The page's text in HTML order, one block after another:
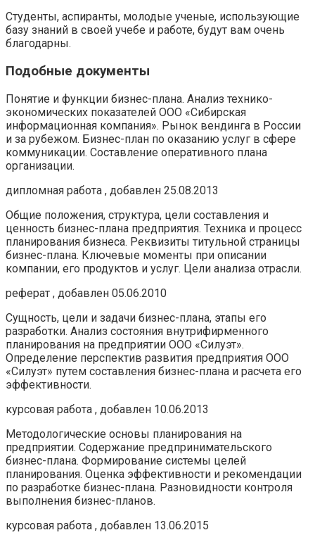
Студенты, аспиранты, молодые ученые, использующие
базу знаний в своей учебе и работе, будут вам очень
благодарны.
Подобные документы
Понятие и функции бизнес-плана. Анализ технико-
экономических показателей ООО «Сибирская
информационная компания». Рынок вендинга в России
и за рубежом. Бизнес-план по оказанию услуг в сфере
коммуникации. Составление оперативного плана
организации.
дипломная работа , добавлен 25.08.2013
Общие положения, структура, цели составления и
ценность бизнес-плана предприятия. Техника и процесс
планирования бизнеса. Реквизиты титульной страницы
бизнес-плана. Ключевые моменты при описании
компании, его продуктов и услуг. Цели анализа отрасли.
реферат , добавлен 05.06.2010
Сущность, цели и задачи бизнес-плана, этапы его
разработки. Анализ состояния внутрифирменного
планирования на предприятии ООО «Силуэт».
Определение перспектив развития предприятия ООО
«Силуэт» путем составления бизнес-плана и расчета его
эффективности.
курсовая работа , добавлен 10.06.2013
Методологические основы планирования на
предприятии. Содержание предпринимательского
бизнес-плана. Формирование системы целей
планирования. Оценка эффективности и рекомендации
по разработке бизнес-плана. Разновидности контроля
выполнения бизнес-планов.
курсовая работа , добавлен 13.06.2015